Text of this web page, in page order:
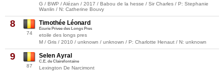
G / BWP / Alézan / 2017 / Babou de la hesse / Sir Charles / P: Stephanie
Wanlin / N: Catherine Bouvy
8
74
Timothée Léonard
Ecurie Privee des Longs Pres
etoile des longs pres
M / Gris / 2010 / unknown / unknown / P: Charlotte Henaut / N: unknown
9
87
Selen Ayral
C.E. de Clairefontaine
Lexington De Narcimont